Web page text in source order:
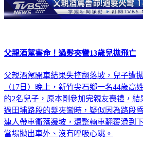
父親酒駕害命！過髮夾彎13歲兒拋飛亡
父親酒駕開車結果失控翻落坡，兒子遭
（17日）晚上，新竹尖石鄉一名44歲高
的2名兒子，原本剛參加完親友喪禮，結
過田埔路段的髮夾彎時，疑似因為路段
連人帶車衝落邊坡，還整輛車翻覆滑到
當場抛出車外、沒有呼吸心跳。